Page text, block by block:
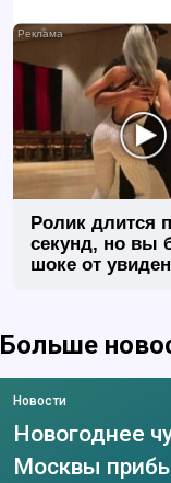
Ролик длится
секунд, но вы
шоке от
Больше
Новости
Новогоднее
Москвы